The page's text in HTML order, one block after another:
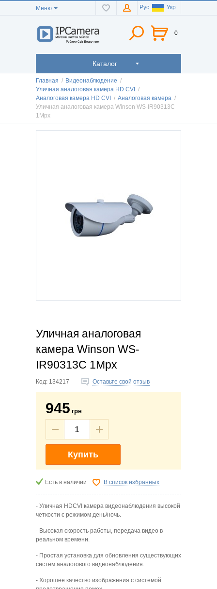
Меню Рус Укр
0
Каталог
Главная / Видеонаблюдение /
Уличная аналоговая камера HD CVI
/
Аналоговая камера HD CVI
/ Аналоговая камера /
Уличная аналоговая камера Winson WS-IR90313C
1Mpx
Уличная аналоговая
камера Winson WS-
IR90313C 1Mpx
Код: 134217 Оставьте свой отзыв
945 грн
Купить
Есть в наличии В список избранных
- Уличная HDCVI камера видеонаблюдения высокой
четкости с режимом день/ночь.
- Высокая скорость работы, передача видео в
реальном времени.
- Простая установка для обновления существующих
систем аналогового видеонаблюдения.
- Хорошее качество изображения с системой